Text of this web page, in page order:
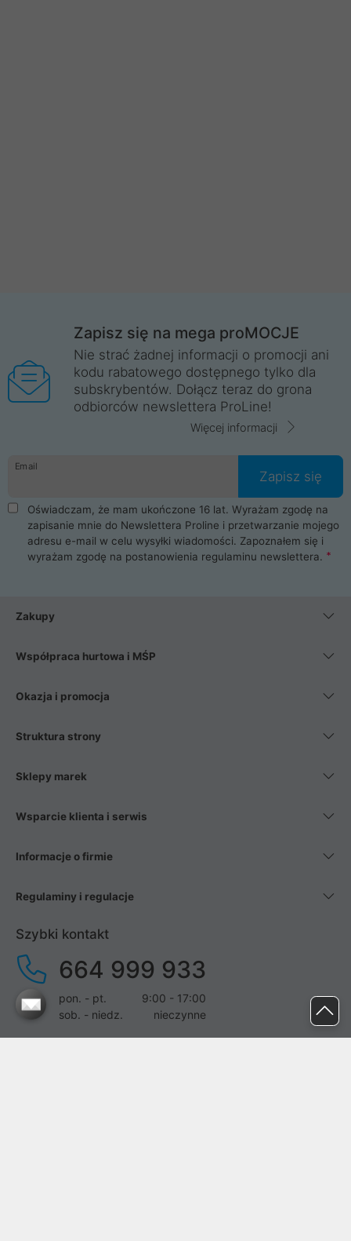
Zapisz się na mega proMOCJE
Nie strać żadnej informacji o promocji ani
kodu rabatowego dostępnego tylko dla
subskrybentów. Dołącz teraz do grona
odbiorców newslettera ProLine!
Więcej informacji
Email
Zapisz się
Oświadczam, że mam ukończone 16 lat. Wyrażam zgodę na
zapisanie mnie do Newslettera Proline i przetwarzanie mojego
adresu e-mail w celu wysyłki wiadomości. Zapoznałem się i
wyrażam zgodę na postanowienia regulaminu newslettera.
Zakupy
Współpraca hurtowa i MŚP
Okazja i promocja
Struktura strony
Sklepy marek
Wsparcie klienta i serwis
Informacje o firmie
Regulaminy i regulacje
Szybki kontakt
664 999 933
pon. - pt.
9:00 - 17:00
sob. - niedz.
nieczynne